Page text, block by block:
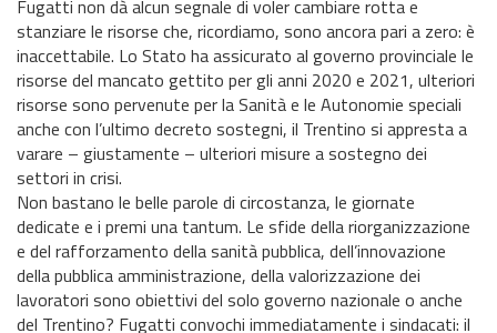
Fugatti non dà alcun segnale di voler cambiare rotta e
stanziare le risorse che, ricordiamo, sono ancora pari a zero: è
inaccettabile. Lo Stato ha assicurato al governo provinciale le
risorse del mancato gettito per gli anni 2020 e 2021, ulteriori
risorse sono pervenute per la Sanità e le Autonomie speciali
anche con l’ultimo decreto sostegni, il Trentino si appresta a
varare – giustamente – ulteriori misure a sostegno dei
settori in crisi.
Non bastano le belle parole di circostanza, le giornate
dedicate e i premi una tantum. Le sfide della riorganizzazione
e del rafforzamento della sanità pubblica, dell’innovazione
della pubblica amministrazione, della valorizzazione dei
lavoratori sono obiettivi del solo governo nazionale o anche
del Trentino? Fugatti convochi immediatamente i sindacati: il